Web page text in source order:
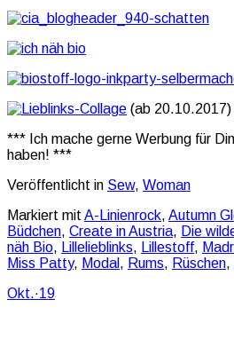
(ab 20.10.2017)
*** Ich mache gerne Werbung für
haben! ***
Veröffentlicht in Sew, Woman
Markiert mit A-Linienrock, Autumn
Büdchen, Create in Austria, Die
näh Bio, Lillelieblinks, Lillestoff,
Miss Patty, Modal , Rums, Rüschen,
Okt.·19